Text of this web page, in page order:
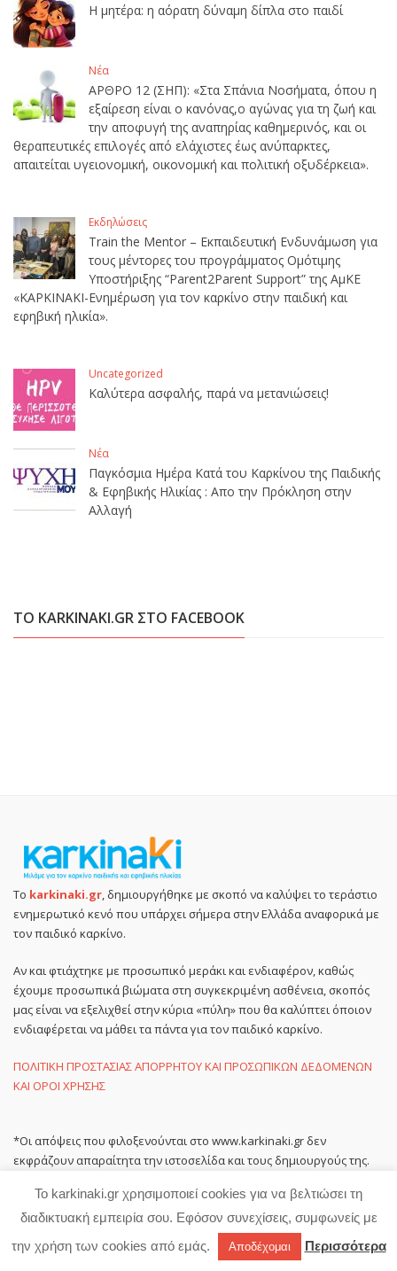
Η μητέρα: η αόρατη δύναμη δίπλα στο παιδί
Νέα
ΑΡΘΡΟ 12 (ΣΗΠ): «Στα Σπάνια Νοσήματα, όπου η
εξαίρεση είναι ο κανόνας,ο αγώνας για τη ζωή και
την αποφυγή της αναπηρίας καθημερινός, και οι
θεραπευτικές επιλογές από ελάχιστες έως ανύπαρκτες,
απαιτείται υγειονομική, οικονομική και πολιτική οξυδέρκεια».
Εκδηλώσεις
Train the Mentor – Εκπαιδευτική Ενδυνάμωση για
τους μέντορες του προγράμματος Ομότιμης
Υποστήριξης “Parent2Parent Support” της ΑμΚΕ
«ΚΑΡΚΙΝΑΚΙ-Ενημέρωση για τον καρκίνο στην παιδική και
εφηβική ηλικία».
Uncategorized
Καλύτερα ασφαλής, παρά να μετανιώσεις!
Νέα
Παγκόσμια Ημέρα Κατά του Καρκίνου της Παιδικής
& Εφηβικής Ηλικίας : Απο την Πρόκληση στην
Αλλαγή
ΤΟ KARKINAKI.GR ΣΤΟ FACEBOOK
Το karkinaki.gr , δημιουργήθηκε με σκοπό να καλύψει το τεράστιο
ενημερωτικό κενό που υπάρχει σήμερα στην Ελλάδα αναφορικά με
τον παιδικό καρκίνο.
Αν και φτιάχτηκε με προσωπικό μεράκι και ενδιαφέρον, καθώς
έχουμε προσωπικά βιώματα στη συγκεκριμένη ασθένεια, σκοπός
μας είναι να εξελιχθεί στην κύρια «πύλη» που θα καλύπτει όποιον
ενδιαφέρεται να μάθει τα πάντα για τον παιδικό καρκίνο.
ΠΟΛΙΤΙΚΗ ΠΡΟΣΤΑΣΙΑΣ ΑΠΟΡΡΗΤΟΥ ΚΑΙ ΠΡΟΣΩΠΙΚΩΝ ΔΕΔΟΜΕΝΩΝ
ΚΑΙ ΟΡΟΙ ΧΡΗΣΗΣ
*Οι απόψεις που φιλοξενούνται στο www.karkinaki.gr δεν
εκφράζουν απαραίτητα την ιστοσελίδα και τους δημιουργούς της.
GR ENG
Το karkinaki.gr χρησιμοποιεί cookies για να βελτιώσει τη
διαδικτυακή εμπειρία σου. Εφόσον συνεχίσεις, συμφωνείς με
την χρήση των cookies από εμάς.
Αποδέχομαι Περισσότερα